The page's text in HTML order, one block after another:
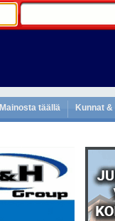
Mainosta täällä Kunnat